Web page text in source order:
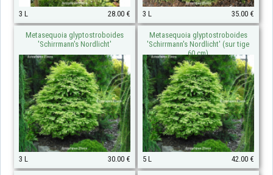
3 L 28.00 € 3 L 35.00 €
Metasequoia glyptostroboides
'Schirrmann's Nordlicht'
3 L 30.00 €
Metasequoia glyptostroboides
'Schirrmann's Nordlicht' (sur tige
60 cm)
5 L 42.00 €